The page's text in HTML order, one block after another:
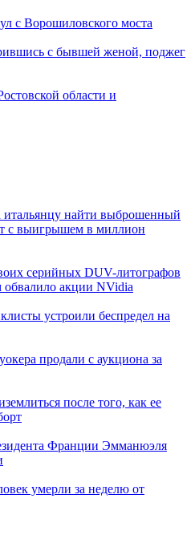
с Ворошиловского моста
с бывшей женой, поджег
области и
найти выброшенный
с выигрышем в миллион
серийных DUV-литографов
обвалило акции NVidia
устроили беспредел на
продали с аукциона за
после того, как ее
Франции Эмманюэля
умерли за неделю от